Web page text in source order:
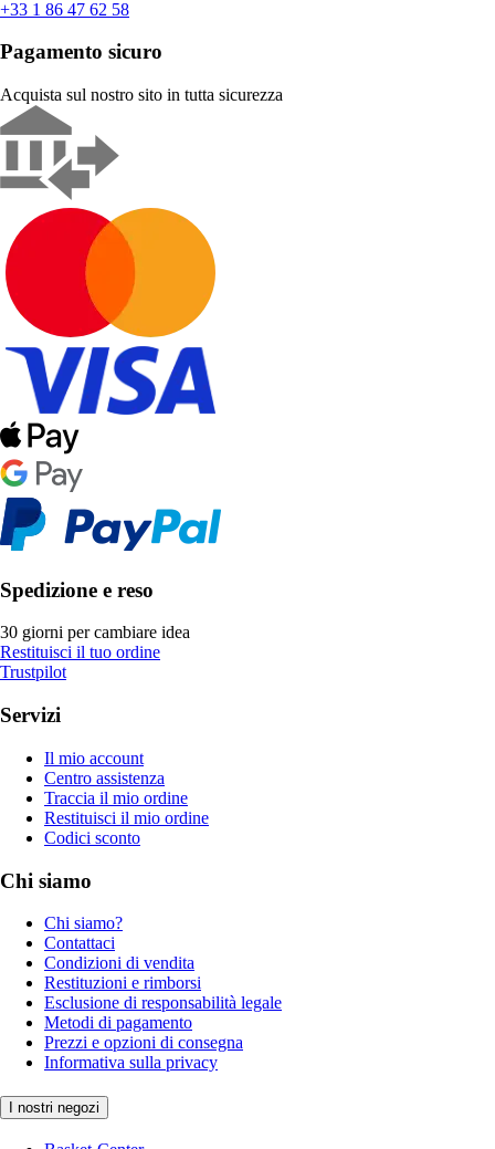
+33 1 86 47 62 58
Pagamento sicuro
Acquista sul nostro sito in tutta sicurezza
Spedizione e reso
30 giorni per cambiare idea
Restituisci il tuo ordine
Trustpilot
Servizi
Il mio account
Centro assistenza
Traccia il mio ordine
Restituisci il mio ordine
Codici sconto
Chi siamo
Chi siamo?
Contattaci
Condizioni di vendita
Restituzioni e rimborsi
Esclusione di responsabilità legale
Metodi di pagamento
Prezzi e opzioni di consegna
Informativa sulla privacy
I nostri negozi